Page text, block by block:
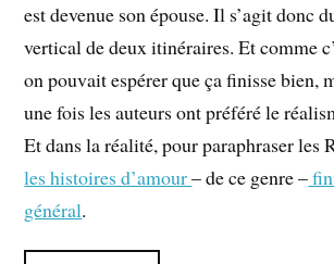
est devenue son épouse. Il s’agit donc
vertical de deux itinéraires. Et comme
on pouvait espérer que ça finisse bien,
une fois les auteurs ont préféré le
Et dans la réalité, pour paraphraser les
les histoires d’amour– de ce genre –
général.